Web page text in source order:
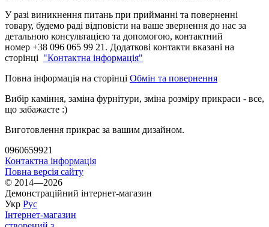
У разі виникнення питань при прийманні та поверненні
товару, будемо раді відповісти на ваше звернення до нас за
детальною консультацією та допомогою, контактний
номер +38 096 065 99 21. Додаткові контакти вказані на
сторінці "Контактна інформація"
Повна інформація на сторінці Обмін та повернення
Вибір каміння, заміна фурнітури, зміна розміру прикраси - все,
що забажаєте :)
Виготовлення прикрас за вашим дизайном.
0960659921
Контактна інформація
Повна версія сайту
© 2014—2026
Демонстраційний інтернет-магазин
Укр Рус
Інтернет-магазин